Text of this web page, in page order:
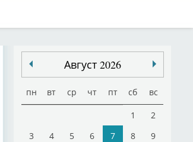
Август 2026
пн вт ср чт пт сб вс
1
2
3
4 5 6 7 8
9